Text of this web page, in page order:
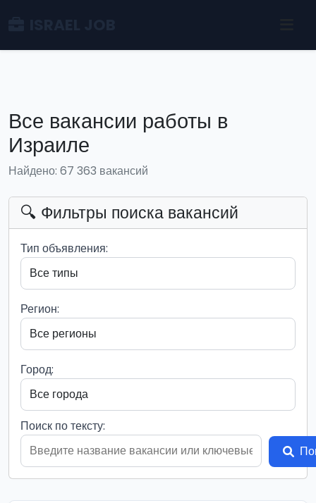
Все вакансии работы в
Израиле
Найдено: 67 363 вакансий
🔍 Фильтры поиска вакансий
Тип объявления:
Регион:
Город:
Поиск по тексту: